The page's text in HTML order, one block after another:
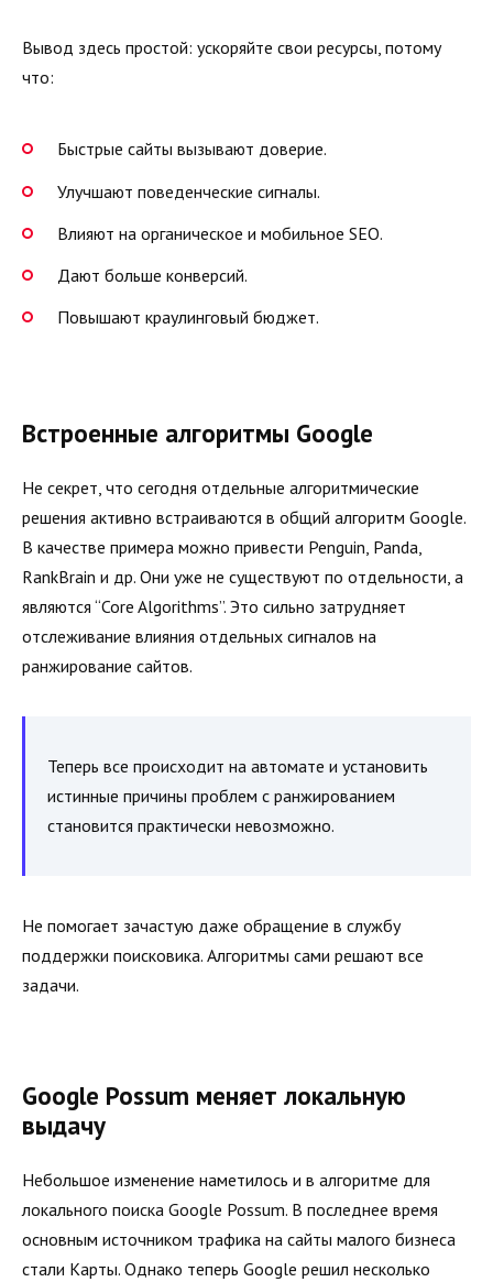
Вывод здесь простой: ускоряйте свои ресурсы, потому
что:
Быстрые сайты вызывают доверие.
Улучшают поведенческие сигналы.
Влияют на органическое и мобильное SEO.
Дают больше конверсий.
Повышают краулинговый бюджет.
Встроенные алгоритмы Google
Не секрет, что сегодня отдельные алгоритмические
решения активно встраиваются в общий алгоритм Google.
В качестве примера можно привести Penguin, Panda,
RankBrain и др. Они уже не существуют по отдельности, а
являются “Core Algorithms”. Это сильно затрудняет
отслеживание влияния отдельных сигналов на
ранжирование сайтов.
Теперь все происходит на автомате и установить
истинные причины проблем с ранжированием
становится практически невозможно.
Не помогает зачастую даже обращение в службу
поддержки поисковика. Алгоритмы сами решают все
задачи.
Google Possum меняет локальную
выдачу
Небольшое изменение наметилось и в алгоритме для
локального поиска Google Possum. В последнее время
основным источником трафика на сайты малого бизнеса
стали Карты. Однако теперь Google решил несколько